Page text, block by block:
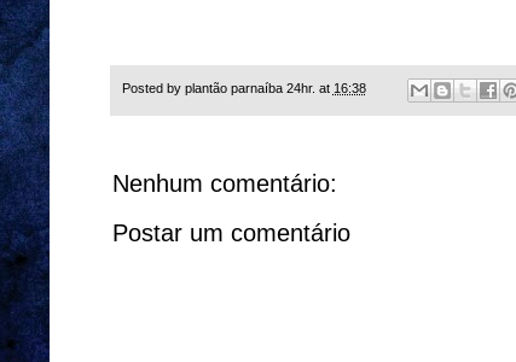
Posted by plantão parnaíba 24hr. at 16:38
Nenhum comentário:
Postar um comentário